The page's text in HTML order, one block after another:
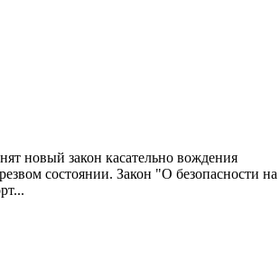
новый закон касательно вождения
состоянии. Закон "О безопасности на